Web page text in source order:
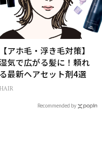
【アホ毛・浮き毛対策】
気で広がる髪に！頼れ
る最新ヘアセット剤4選
HAIR
Recommended by